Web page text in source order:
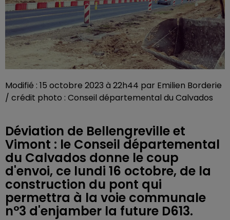
Modifié : 15 octobre 2023 à 22h44 par Emilien Borderie
/ crédit photo : Conseil départemental du Calvados
Déviation de Bellengreville et
Vimont : le Conseil départemental
du Calvados donne le coup
d'envoi, ce lundi 16 octobre, de la
construction du pont qui
permettra à la voie communale
n°3 d'enjamber la future D613.